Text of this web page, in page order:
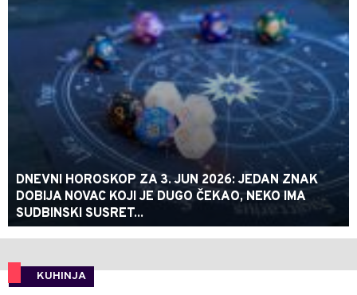
DNEVNI HOROSKOP ZA 3. JUN 2026: JEDAN ZNAK
DOBIJA NOVAC KOJI JE DUGO ČEKAO, NEKO IMA
SUDBINSKI SUSRET...
KUHINJA